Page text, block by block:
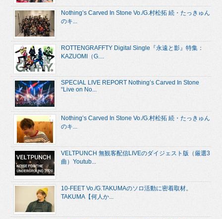
Nothing’s Carved In Stone Vo./G.村松拓 続・たっきゅん
のキ...
ROTTENGRAFFTY Digital Single『永遠と影』特集：
KAZUOMI（G....
SPECIAL LIVE REPORT Nothing’s Carved In Stone
“Live on No...
Nothing’s Carved In Stone Vo./G.村松拓 続・たっきゅん
のキ...
VELTPUNCH 無観客配信LIVEのダイジェスト版（厳選3
曲）Youtub...
10-FEET Vo./G.TAKUMAのソロ活動に密着取材。
TAKUMA【何人か...